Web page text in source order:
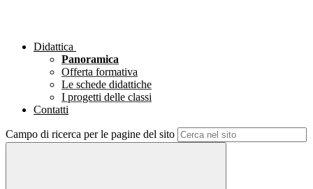
Didattica
Panoramica
Offerta formativa
Le schede didattiche
I progetti delle classi
Contatti
Campo di ricerca per le pagine del sito